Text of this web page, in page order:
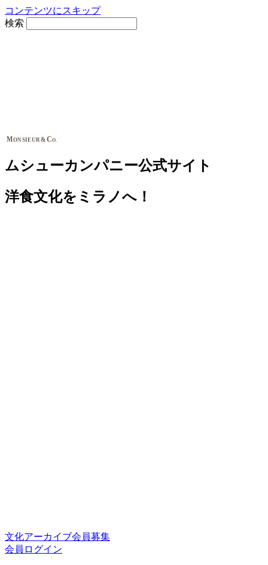
コンテンツにスキップ
検索
MONSIEUR&CO.
ムシューカンパニー公式サイト
洋食文化をミラノへ！
文化アーカイブ会員募集
会員ログイン